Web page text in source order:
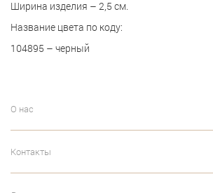
Ширина изделия – 2,5 см.
Название цвета по коду:
104895 – черный
О нас
Контакты